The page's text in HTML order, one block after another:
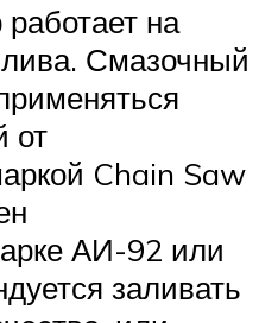
на
Смазочный
от
Chain Saw
АИ-92 или
заливать